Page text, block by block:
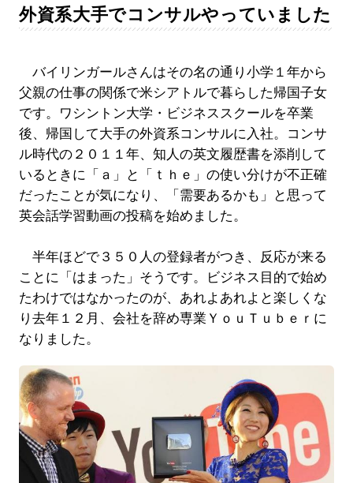
外資系大手でコンサルやっていました
バイリンガールさんはその名の通り小学１年から
父親の仕事の関係で米シアトルで暮らした帰国子女
です。ワシントン大学・ビジネススクールを卒業
後、帰国して大手の外資系コンサルに入社。コンサ
ル時代の２０１１年、知人の英文履歴書を添削して
いるときに「ａ」と「ｔｈｅ」の使い分けが不正確
だったことが気になり、「需要あるかも」と思って
英会話学習動画の投稿を始めました。
半年ほどで３５０人の登録者がつき、反応が来る
ことに「はまった」そうです。ビジネス目的で始め
たわけではなかったのが、あれよあれよと楽しくな
り去年１２月、会社を辞め専業ＹｏｕＴｕｂｅｒに
なりました。